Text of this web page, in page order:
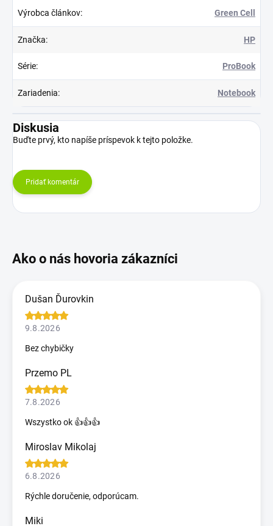
Výrobca článkov: Green Cell
Značka: HP
Série: ProBook
Zariadenia: Notebook
Diskusia
Buďte prvý, kto napíše príspevok k tejto položke.
Pridať komentár
Dušan Ďurovkin
9.8.2026
Bez chybičky
Przemo PL
7.8.2026
Wszystko ok 👍👍👍
Miroslav Mikolaj
6.8.2026
Rýchle doručenie, odporúcam.
Miki